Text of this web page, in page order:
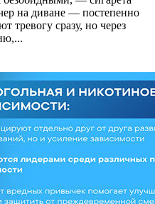
на диване — постепенно
тревогу сразу, но через